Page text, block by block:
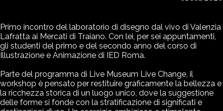
Primo incontro del laboratorio di disegno dal vivo di Valenzia
Lafratta ai Mercati di Traiano. Con lei, per sei appuntamenti,
gli studenti del primo e del secondo anno del corso di
Illustrazione e Animazione di IED Roma.
Parte del programma di Live Museum Live Change, il
workshop è pensato per restituire graficamente la bellezza e
la ricchezza storica di un luogo unico, dove la suggestione
delle forme si fonde con la stratificazione di significati e